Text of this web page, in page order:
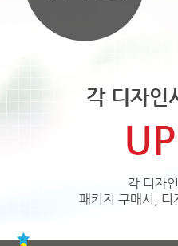
각 디자인
각 디자
패키지 구매시,